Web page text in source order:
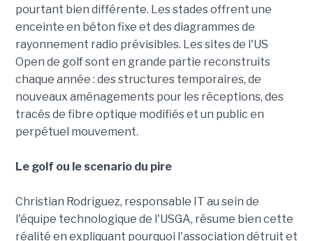
pourtant bien différente. Les stades offrent une
enceinte en béton fixe et des diagrammes de
rayonnement radio prévisibles. Les sites de l'US
Open de golf sont en grande partie reconstruits
chaque année : des structures temporaires, de
nouveaux aménagements pour les réceptions, des
tracés de fibre optique modifiés et un public en
perpétuel mouvement.
Le golf ou le scenario du pire
Christian Rodriguez, responsable IT au sein de
l'équipe technologique de l'USGA, résume bien cette
réalité en expliquant pourquoi l'association détruit et